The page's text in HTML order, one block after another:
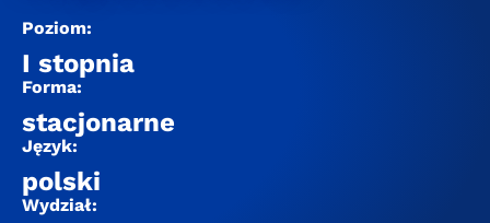
Poziom:
I stopnia
Forma:
stacjonarne
Język:
polski
Wydział: